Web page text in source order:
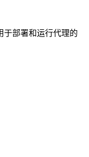
于部署和运行代理的